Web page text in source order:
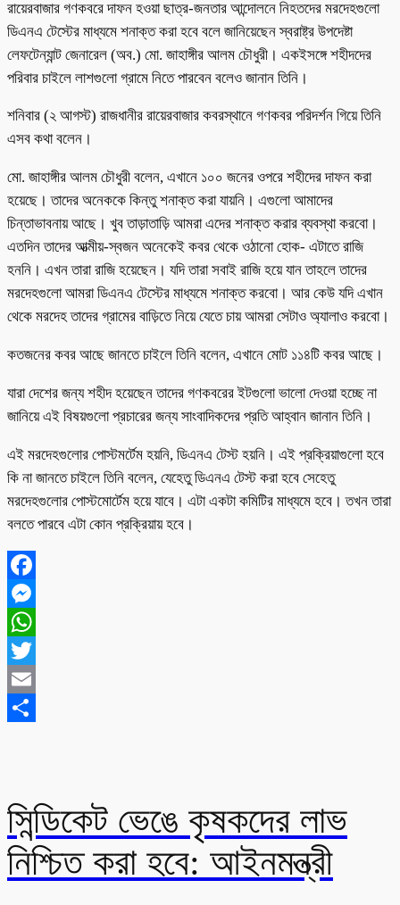
রায়েরবাজার গণকবরে দাফন হওয়া ছাত্র-জনতার আন্দোলনে নিহতদের মরদেহগুলো
ডিএনএ টেস্টের মাধ্যমে শনাক্ত করা হবে বলে জানিয়েছেন স্বরাষ্ট্র উপদেষ্টা
লেফটেন্যান্ট জেনারেল (অব.) মো. জাহাঙ্গীর আলম চৌধুরী। একইসঙ্গে শহীদদের
পরিবার চাইলে লাশগুলো গ্রামে নিতে পারবেন বলেও জানান তিনি।
শনিবার (২ আগস্ট) রাজধানীর রায়েরবাজার কবরস্থানে গণকবর পরিদর্শন গিয়ে তিনি
এসব কথা বলেন।
মো. জাহাঙ্গীর আলম চৌধুরী বলেন, এখানে ১০০ জনের ওপরে শহীদের দাফন করা
হয়েছে। তাদের অনেককে কিন্তু শনাক্ত করা যায়নি। এগুলো আমাদের
চিন্তাভাবনায় আছে। খুব তাড়াতাড়ি আমরা এদের শনাক্ত করার ব্যবস্থা করবো।
এতদিন তাদের আত্মীয়-স্বজন অনেকেই কবর থেকে ওঠানো হোক- এটাতে রাজি
হননি। এখন তারা রাজি হয়েছেন। যদি তারা সবাই রাজি হয়ে যান তাহলে তাদের
মরদেহগুলো আমরা ডিএনএ টেস্টের মাধ্যমে শনাক্ত করবো। আর কেউ যদি এখান
থেকে মরদেহ তাদের গ্রামের বাড়িতে নিয়ে যেতে চায় আমরা সেটাও অ্যালাও করবো।
কতজনের কবর আছে জানতে চাইলে তিনি বলেন, এখানে মোট ১১৪টি কবর আছে।
যারা দেশের জন্য শহীদ হয়েছেন তাদের গণকবরের ইটগুলো ভালো দেওয়া হচ্ছে না
জানিয়ে এই বিষয়গুলো প্রচারের জন্য সাংবাদিকদের প্রতি আহ্বান জানান তিনি।
এই মরদেহগুলোর পোস্টমর্টেম হয়নি, ডিএনএ টেস্ট হয়নি। এই প্রক্রিয়াগুলো হবে
কি না জানতে চাইলে তিনি বলেন, যেহেতু ডিএনএ টেস্ট করা হবে সেহেতু
মরদেহগুলোর পোস্টমোর্টেম হয়ে যাবে। এটা একটা কমিটির মাধ্যমে হবে। তখন তারা
বলতে পারবে এটা কোন প্রক্রিয়ায় হবে।
Facebook
Messenger
WhatsApp
Twitter
Email
সিন্ডিকেট ভেঙে কৃষকদের লাভ
নিশ্চিত করা হবে: আইনমন্ত্রী